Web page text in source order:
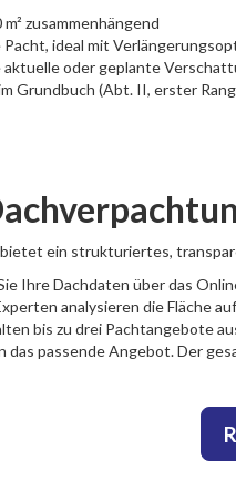
zusammenhängend
ideal mit
aktuelle oder geplante
Grundbuch (Abt. II, erster
ein strukturiertes,
Ihre Dachdaten über das
analysieren die Fläche
bis zu drei Pachtangebote
das passende Angebot. Der